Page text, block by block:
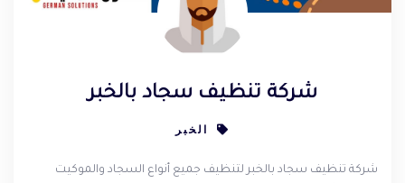
شركة تنظيف سجاد بالخبر
الخبر
شركة تنظيف سجاد بالخبر لتنظيف جميع أنواع السجاد والموكيت